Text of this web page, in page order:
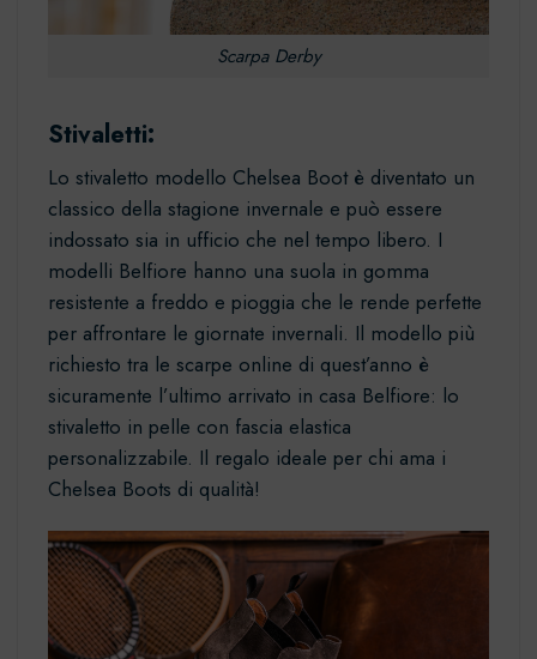
Scarpa Derby
Stivaletti:
Lo stivaletto modello Chelsea Boot è diventato un
classico della stagione invernale e può essere
indossato sia in ufficio che nel tempo libero. I
modelli Belfiore hanno una suola in gomma
resistente a freddo e pioggia che le rende perfette
per affrontare le giornate invernali. Il modello più
richiesto tra le scarpe online di quest’anno è
sicuramente l’ultimo arrivato in casa Belfiore: lo
stivaletto in pelle con fascia elastica
personalizzabile. Il regalo ideale per chi ama i
Chelsea Boots di qualità!